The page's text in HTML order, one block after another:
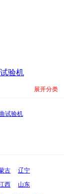
验机
试验机
展开分类
古
辽宁
西
山东